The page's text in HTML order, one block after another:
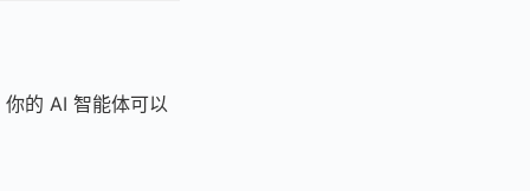
的 AI 智能体可以